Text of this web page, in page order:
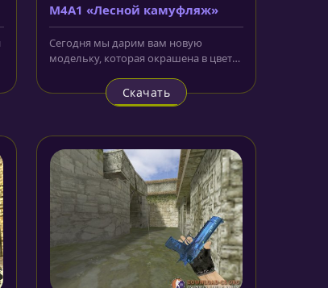
M4A1 «Лесной камуфляж»
Сегодня мы дарим вам новую
модельку, которая окрашена в цвет
Скачать